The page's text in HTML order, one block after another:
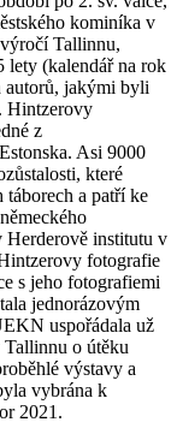
kominíka v
Tallinnu,
lety (kalendář na rok
autorů, jakými byli
Hintzerovy
z
Asi 9000
které
a patří ke
Herderově institutu v
fotografie
s jeho fotografiemi
jednorázovým
uspořádala už
o útěku
výstavy a
vybrána k
2021.